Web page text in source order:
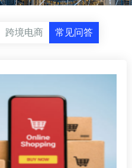
跨境电商 常见问答